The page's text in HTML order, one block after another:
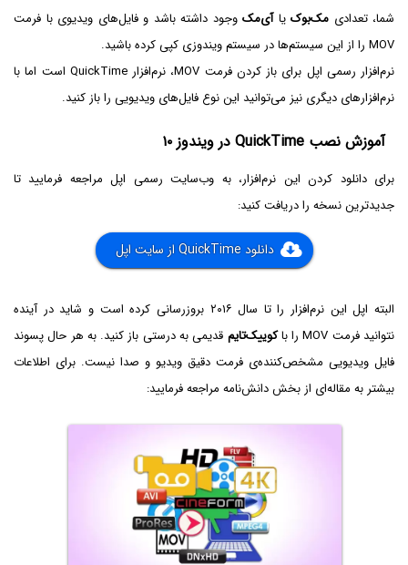
شما، تعدادی مک‌بوک یاآی‌مک وجود داشته باشد و فایل‌های ویدیوی با فرمت
MOV را از این سیستم‌ها در سیستم ویندوزی کپی کرده باشید.
نرم‌افزار رسمی اپل برای باز کردن فرمت MOV، نرم‌افزار QuickTime است اما با
نرم‌افزارهای دیگری نیز می‌توانید این نوع فایل‌های ویدیویی را باز کنید.
آموزش نصب QuickTime در ویندوز ۱۰
برای دانلود کردن این نرم‌افزار، به وب‌سایت رسمی اپل مراجعه فرمایید تا
جدیدترین نسخه را دریافت کنید:
دانلود QuickTime از سایت اپل
البته اپل این نرم‌افزار را تا سال ۲۰۱۶ بروزرسانی کرده است و شاید در آینده
نتوانید فرمت MOV را با
کوییک‌تایم قدیمی به درستی باز کنید. به هر حال پسوند
فایل ویدیویی مشخص‌کننده‌ی فرمت دقیق ویدیو و صدا نیست. برای اطلاعات
بیشتر به مقاله‌ای از بخش دانش‌نامه مراجعه فرمایید: